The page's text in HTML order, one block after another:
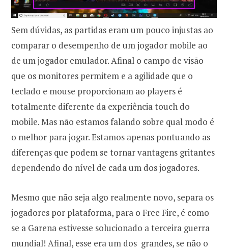
Sem dúvidas, as partidas eram um pouco injustas ao
comparar o desempenho de um jogador mobile ao
de um jogador emulador. Afinal o campo de visão
que os monitores permitem e a agilidade que o
teclado e mouse proporcionam ao players é
totalmente diferente da experiência touch do
mobile. Mas não estamos falando sobre qual modo é
o melhor para jogar. Estamos apenas pontuando as
diferenças que podem se tornar vantagens gritantes
dependendo do nível de cada um dos jogadores.
Mesmo que não seja algo realmente novo, separa os
jogadores por plataforma, para o Free Fire, é como
se a Garena estivesse solucionado a terceira guerra
mundial! Afinal, esse era um dos grandes, se não o